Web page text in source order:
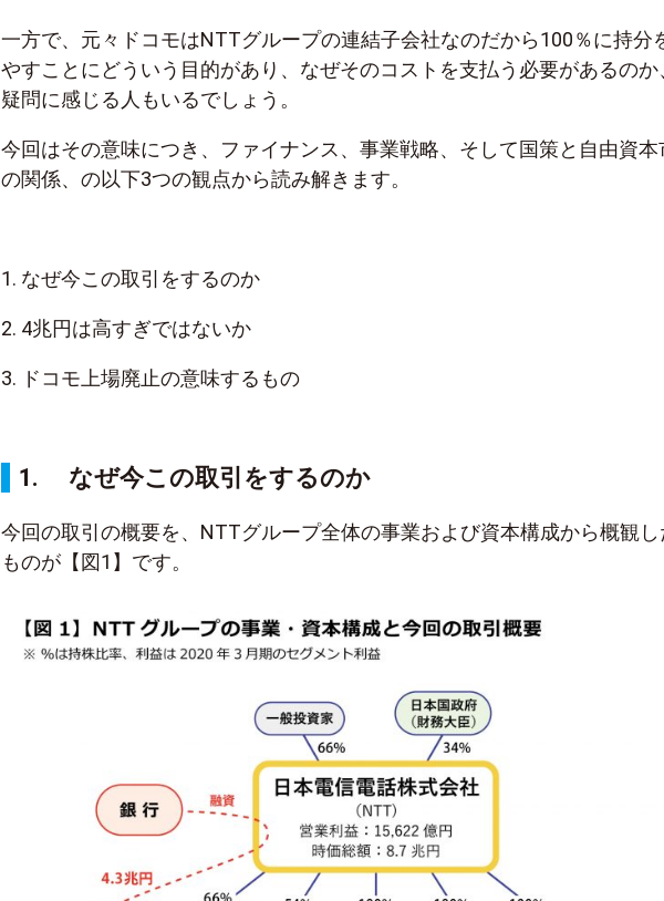
一方で、元々ドコモはNTTグループの連結子会社なのだから100％に持分
やすことにどういう目的があり、なぜそのコストを支払う必要があるのか
疑問に感じる人もいるでしょう。
今回はその意味につき、ファイナンス、事業戦略、そして国策と自由資本
の関係、の以下3つの観点から読み解きます。
1. なぜ今この取引をするのか
2. 4兆円は高すぎではないか
3. ドコモ上場廃止の意味するもの
1. なぜ今この取引をするのか
今回の取引の概要を、NTTグループ全体の事業および資本構成から概観し
ものが【図1】です。